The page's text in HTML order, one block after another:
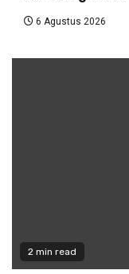
6 Agustus 2026
2 min read